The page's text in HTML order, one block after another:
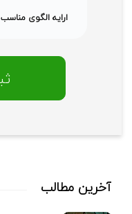
آخرین مطالب
ارایه الگوی مناسب